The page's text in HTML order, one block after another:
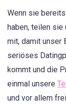
Wenn sie
haben, teilen sie
mit, damit unser
seriöses
kommt und die
einmal unsere
und vor allem